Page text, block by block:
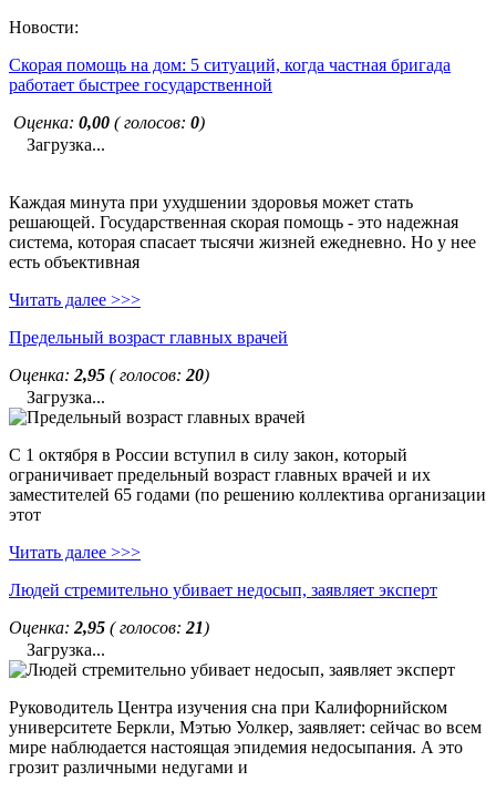
Новости:
Скорая помощь на дом: 5 ситуаций, когда частная бригада
работает быстрее государственной
Оценка: 0,00 ( голосов: 0)
Загрузка...
Каждая минута при ухудшении здоровья может стать
решающей. Государственная скорая помощь - это надежная
система, которая спасает тысячи жизней ежедневно. Но у нее
есть объективная
Читать далее >>>
Предельный возраст главных врачей
Оценка: 2,95 ( голосов: 20)
Загрузка...
С 1 октября в России вступил в силу закон, который
ограничивает предельный возраст главных врачей и их
заместителей 65 годами (по решению коллектива организации
этот
Читать далее >>>
Людей стремительно убивает недосып, заявляет эксперт
Оценка: 2,95 ( голосов: 21)
Загрузка...
Руководитель Центра изучения сна при Калифорнийском
университете Беркли, Мэтью Уолкер, заявляет: сейчас во всем
мире наблюдается настоящая эпидемия недосыпания. А это
грозит различными недугами и